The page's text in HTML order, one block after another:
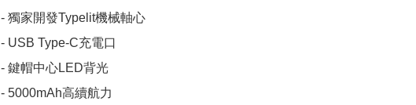
- 獨家開發Typelit機械軸心
- USB Type-C充電口
- 鍵帽中心LED背光
- 5000mAh高續航力